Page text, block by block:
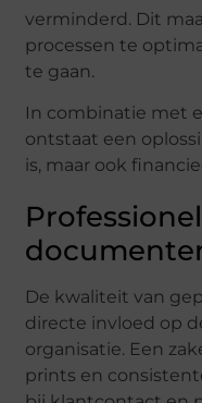
verminderd. Dit
processen te
te gaan.
In combinatie met
ontstaat een
is, maar ook
De kwaliteit van
directe invloed op
organisatie. Een
prints en